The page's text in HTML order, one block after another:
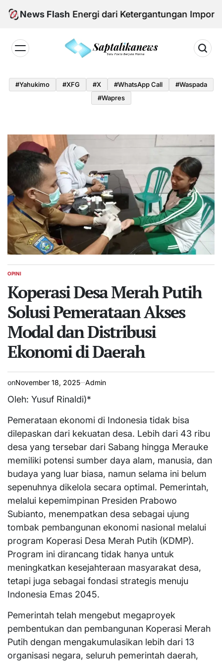
Skip
News Flash
Energi dari Ketergantungan Impor Minyak
#yahukimo #XFG #x #WhatsApp Call
#waspada
#Wapres
POSTED
OPINI
Koperasi Desa Merah Putih
Solusi Pemerataan Akses
Modal dan Distribusi
Ekonomi di Daerah
onNovember 18, 2025 Admin
Oleh: Yusuf Rinaldi)*
Pemerataan ekonomi di Indonesia tidak bisa
dilepaskan dari kekuatan desa. Lebih dari 43 ribu
desa yang tersebar dari Sabang hingga Merauke
memiliki potensi sumber daya alam, manusia, dan
budaya yang luar biasa, namun selama ini belum
sepenuhnya dikelola secara optimal. Pemerintah,
melalui kepemimpinan Presiden Prabowo
Subianto, menempatkan desa sebagai ujung
tombak pembangunan ekonomi nasional melalui
program Koperasi Desa Merah Putih (KDMP).
Program ini dirancang tidak hanya untuk
meningkatkan kesejahteraan masyarakat desa,
tetapi juga sebagai fondasi strategis menuju
Indonesia Emas 2045.
Pemerintah telah mengebut megaproyek
pembentukan dan pembangunan Koperasi Merah
Putih dengan mengakumulasikan lebih dari 13
organisasi negara, seluruh pemerintah daerah,